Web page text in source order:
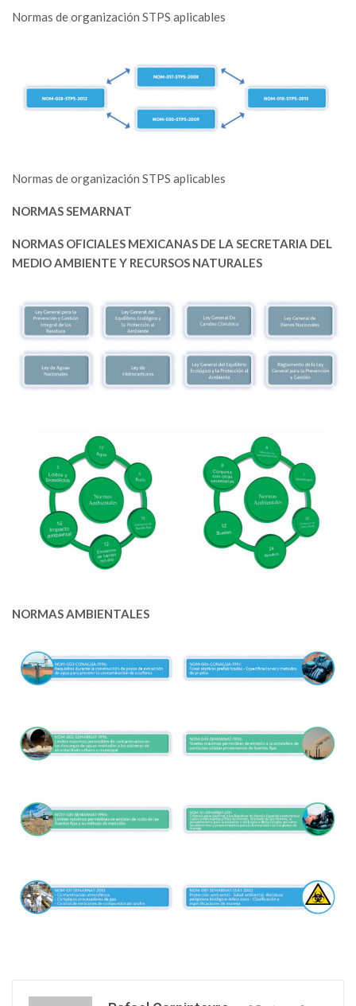
Normas de organización STPS aplicables
Normas de organización STPS aplicables
NORMAS SEMARNAT
NORMAS OFICIALES MEXICANAS DE LA SECRETARIA DEL
MEDIO AMBIENTE Y RECURSOS NATURALES
NORMAS AMBIENTALES